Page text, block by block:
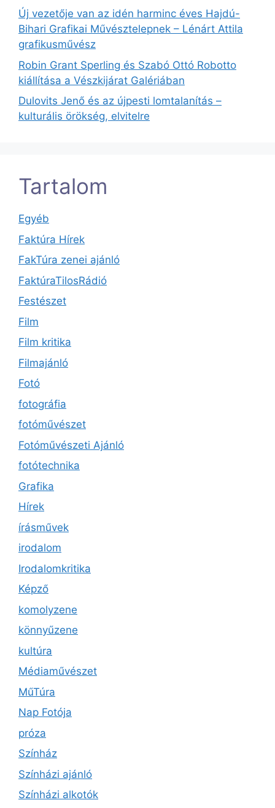
Új vezetője van az idén harminc éves Hajdú-
Bihari Grafikai Művésztelepnek – Lénárt Attila
grafikusművész
Robin Grant Sperling és Szabó Ottó Robotto
kiállítása a Vészkijárat Galériában
Dulovits Jenő és az újpesti lomtalanítás –
kulturális örökség, elvitelre
Tartalom
Egyéb
Faktúra Hírek
FakTúra zenei ajánló
FaktúraTilosRádió
Festészet
Film
Film kritika
Filmajánló
Fotó
fotográfia
fotóművészet
Fotóművészeti Ajánló
fotótechnika
Grafika
Hírek
írásművek
irodalom
Irodalomkritika
Képző
komolyzene
könnyűzene
kultúra
Médiaművészet
MűTúra
Nap Fotója
próza
Színház
Színházi ajánló
Színházi alkotók